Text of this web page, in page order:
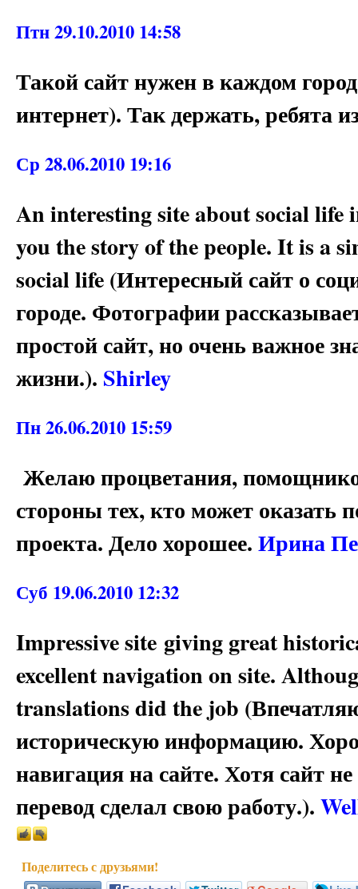
Птн 29.10.2010 14:58
Такой сайт нужен в каждом
интернет). Так держать, ребята
Ср 28.06.2010 19:16
An interesting site about social
you the story of the people. It is a
social life (Интересный сайт о
городе. Фотографии
простой сайт, но очень важное
жизни.). Shirley
Пн 26.06.2010 15:59
Желаю процветания,
стороны тех, кто может оказать
проекта. Дело хорошее.Ирина
Суб 19.06.2010 12:32
Impressive site giving great
excellent navigation on site.
translations did the job
историческую информацию.
навигация на сайте. Хотя сайт
перевод сделал свою работу.).